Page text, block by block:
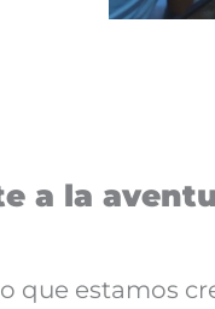
a la
que estamos